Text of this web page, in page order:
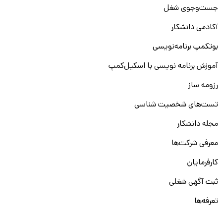
جست‌و‌جوی شغل
آکادمی دانشکار
بوتکمپ برنامه‌نویسی
آموزش برنامه نویسی با اسکیل‌کمپ
رزومه ساز
تست‌های شخصیت شناسی
مجله دانشکار
معرفی شرکت‌ها
کارفرمایان
ثبت آگهی شغلی
تعرفه‌ها